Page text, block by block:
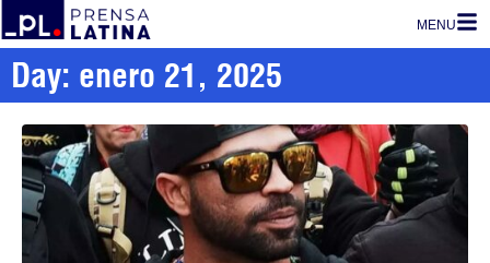
MENU
Day: enero 21, 2025